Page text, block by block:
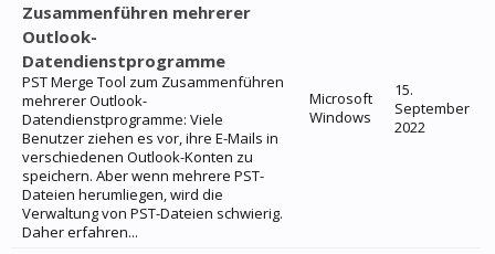
Zusammenführen mehrerer
Outlook-
Datendienstprogramme
PST Merge Tool zum Zusammenführen
mehrerer Outlook-
Datendienstprogramme: Viele
Benutzer ziehen es vor, ihre E-Mails in
verschiedenen Outlook-Konten zu
speichern. Aber wenn mehrere PST-
Dateien herumliegen, wird die
Verwaltung von PST-Dateien schwierig.
Daher erfahren...
Microsoft
Windows
15.
September
2022